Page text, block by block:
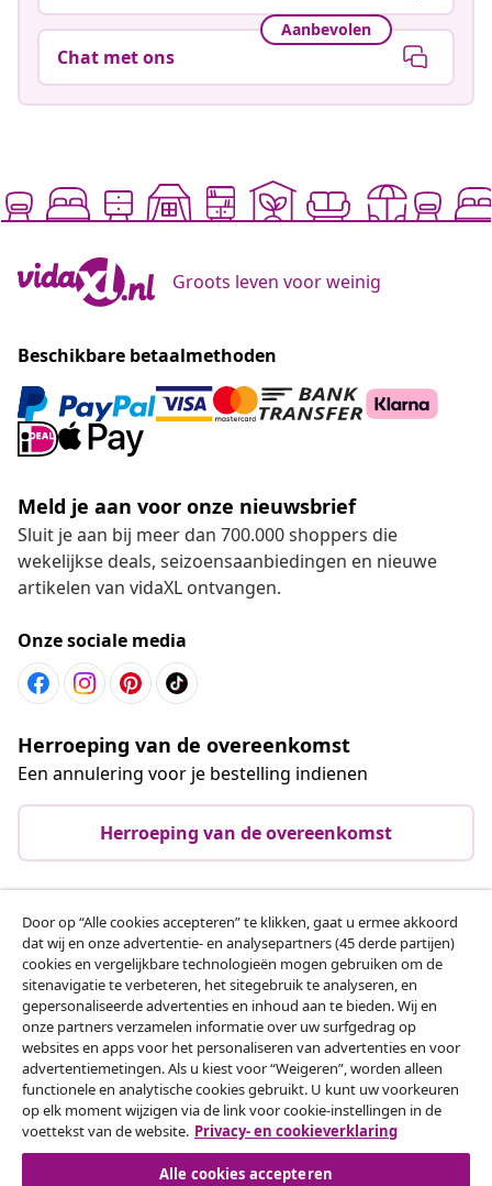
Aanbevolen
Chat met ons
Groots leven voor weinig
Beschikbare betaalmethoden
Meld je aan voor onze nieuwsbrief
Sluit je aan bij meer dan 700.000 shoppers die
wekelijkse deals, seizoensaanbiedingen en nieuwe
artikelen van vidaXL ontvangen.
Onze sociale media
Herroeping van de overeenkomst
Een annulering voor je bestelling indienen
Herroeping van de overeenkomst
Klantenservice
Zakelijk
vidaXL
Ontdek meer
Door op “Alle cookies accepteren” te klikken, gaat u ermee akkoord
dat wij en onze advertentie- en analysepartners (45 derde partijen)
cookies en vergelijkbare technologieën mogen gebruiken om de
sitenavigatie te verbeteren, het sitegebruik te analyseren, en
gepersonaliseerde advertenties en inhoud aan te bieden. Wij en
onze partners verzamelen informatie over uw surfgedrag op
websites en apps voor het personaliseren van advertenties en voor
advertentiemetingen. Als u kiest voor “Weigeren”, worden alleen
functionele en analytische cookies gebruikt. U kunt uw voorkeuren
op elk moment wijzigen via de link voor cookie-instellingen in de
voettekst van de website. Privacy- en cookieverklaring
Alle cookies accepteren